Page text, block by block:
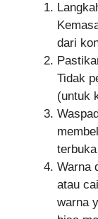
dari
Tidak
(untuk
Warna
atau
warna